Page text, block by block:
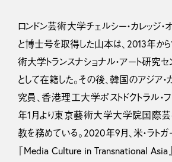
ロンドン芸術大学チェルシー・カレッジ
と博士号を取得した山本は、2013年から
術大学トランスナショナル・アート研究
として在籍した。その後、韓国のアジア
究員、香港理工大学ポストドクトラル・
年1月より東京藝術大学大学院国際
教を務めている。2020年9月、米・ラト
『Media Culture in Transnational Asia